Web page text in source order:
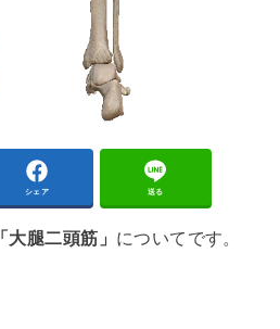
シェア 送る
「大腿二頭筋」 についてです。